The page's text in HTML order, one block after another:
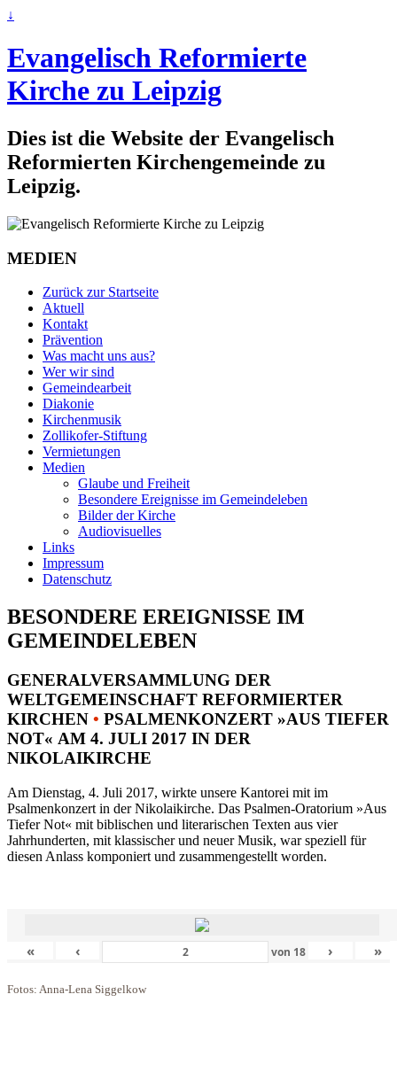
↓
Evangelisch Reformierte
Kirche zu Leipzig
Dies ist die Website der Evangelisch
Reformierten Kirchengemeinde zu
Leipzig.
MEDIEN
Zurück zur Startseite
Aktuell
Kontakt
Prävention
Was macht uns aus?
Wer wir sind
Gemeindearbeit
Diakonie
Kirchenmusik
Zollikofer-Stiftung
Vermietungen
Medien
Glaube und Freiheit
Besondere Ereignisse im Gemeindeleben
Bilder der Kirche
Audiovisuelles
Links
Impressum
Datenschutz
BESONDERE EREIGNISSE IM
GEMEINDELEBEN
GENERALVERSAMMLUNG DER
WELTGEMEINSCHAFT REFORMIERTER
KIRCHEN • PSALMENKONZERT »AUS TIEFER
NOT« AM 4. JULI 2017 IN DER
NIKOLAIKIRCHE
Am Dienstag, 4. Juli 2017, wirkte unsere Kantorei mit im
Psalmenkonzert in der Nikolaikirche. Das Psalmen-Oratorium »Aus
Tiefer Not« mit biblischen und literarischen Texten aus vier
Jahrhunderten, mit klassischer und neuer Musik, war speziell für
diesen Anlass komponiert und zusammengestellt worden.
« ‹ von 18 › »
Fotos: Anna-Lena Siggelkow